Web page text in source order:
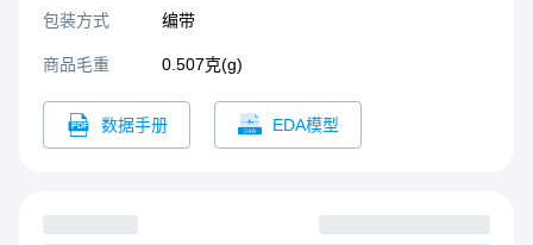
包装方式 编带
商品毛重 0.507克(g)
数据手册 EDA模型